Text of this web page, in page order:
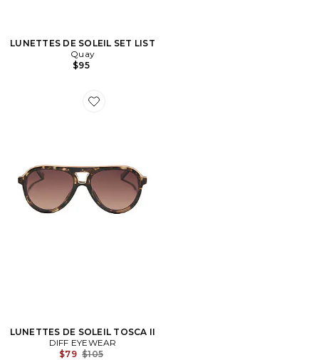
LUNETTES DE SOLEIL SET LIST
Quay
$95
Favorite LUNETTES DE SOLEIL TOSCA II
LUNETTES DE SOLEIL TOSCA II
DIFF EYEWEAR
$79 Previous price:
$105